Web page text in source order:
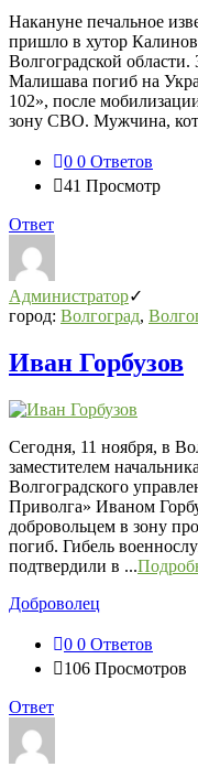
Накануне печальное
пришло в хутор
Волгоградской
Малишава погиб на
102», после
зону СВО. Мужчина,
0 0 Ответов
41 Просмотр
Ответ
Администратор
город: Волгоград,
Иван Горбузов
Сегодня, 11 ноября, в
заместителем
Волгоградского
Приволга» Иваном
добровольцем в зону
погиб. Гибель
подтвердили в ...
Доброволец
0 0 Ответов
106 Просмотров
Ответ